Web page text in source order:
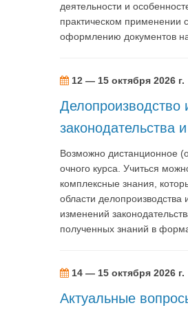
деятельности и
практическом применении
оформлению документов
12 — 15 октября 2026 г.
Делопроизводство
законодательства
Возможно дистанционное
очного курса. Учиться
комплексные знания,
области
изменений
полученных знаний в
14 — 15 октября 2026 г.
Актуальные